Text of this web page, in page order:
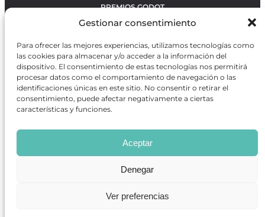
Gestionar consentimiento
Para ofrecer las mejores experiencias, utilizamos tecnologías como
las cookies para almacenar y/o acceder a la información del
dispositivo. El consentimiento de estas tecnologías nos permitirá
procesar datos como el comportamiento de navegación o las
identificaciones únicas en este sitio. No consentir o retirar el
consentimiento, puede afectar negativamente a ciertas
características y funciones.
Aceptar
Denegar
Ver preferencias
PREMIOS GODOT
CONTACTO
OBRAS MÁS VOTADAS
RANKING MEJORES OBRAS
BÚSQUEDA AVANZADA DE OBRAS
en información sobre artes escénicas de Madrid, gratuita y
que se distribuye en espacios escénicos, además de otros
puntos de interés turístico y de ocio de la capital.